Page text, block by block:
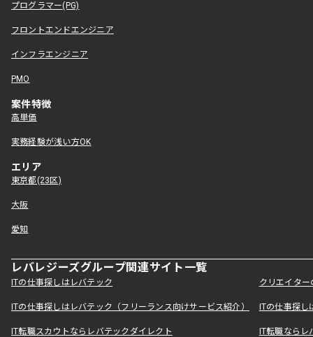
プログラマー(PG)
フロントエンドエンジニア
インフラエンジニア
PMO
案件特徴
高単価
実務経験が浅い方OK
エリア
東京都(23区)
大阪
愛知
レバレジーズグループ関連サイト一覧
ITの仕事探しはレバテック クリエイタ
ITの仕事探しはレバテック（フリーランス向けサービス紹介） ITの仕事探
IT転職スカウトならレバテックダイレクト IT転職なら